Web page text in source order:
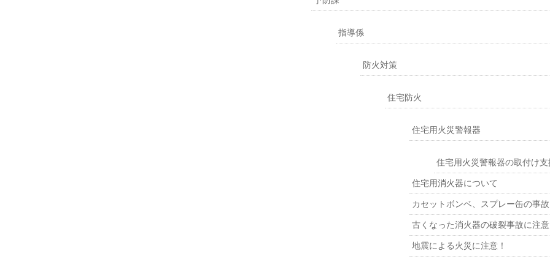
指導係
防火対策
住宅防火
住宅用火災警報器
住宅用火災警報器の取付け支
住宅用消火器について
カセットボンベ、スプレー缶の事
古くなった消火器の破裂事故に注
地震による火災に注意！